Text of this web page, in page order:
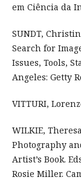
em Ciência da
SUNDT,
Search for
Issues, Tools,
Angeles: Getty
VITTURI,
WILKIE,
Photography
Artist’s Book.
Rosie Miller.